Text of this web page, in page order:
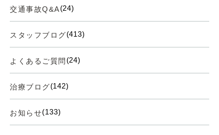
交通事故Q&A(24)
スタッフブログ(413)
よくあるご質問 (24)
治療ブログ(142)
お知らせ(133)